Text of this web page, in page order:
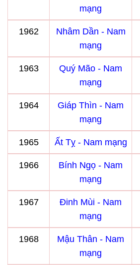
mạng
1962
Nhâm Dần - Nam
mạng
1963
Quý Mão - Nam
mạng
1964
Giáp Thìn - Nam
mạng
1965 Ất Tỵ - Nam mạng
1966
Bính Ngọ - Nam
mạng
1967
Đinh Mùi - Nam
mạng
1968
Mậu Thân - Nam
mạng